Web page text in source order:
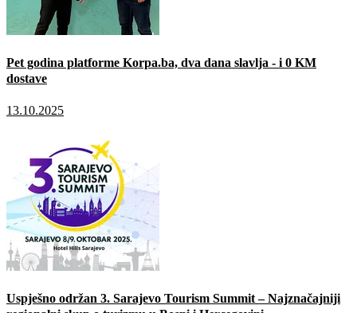
Pet godina platforme Korpa.ba, dva dana slavlja - i 0 KM
dostave
13.10.2025
Uspješno održan 3. Sarajevo Tourism Summit – Najznačajniji